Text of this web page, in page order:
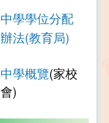
中學學位分配
辦法(教育局)
中學概覽(家校
會)